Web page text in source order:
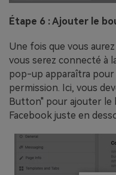
Étape 6 : Ajouter le
Une fois que vous
vous serez connecté à
pop-up apparaîtra
permission. Ici, vous
Button" pour ajouter le
Facebook juste en